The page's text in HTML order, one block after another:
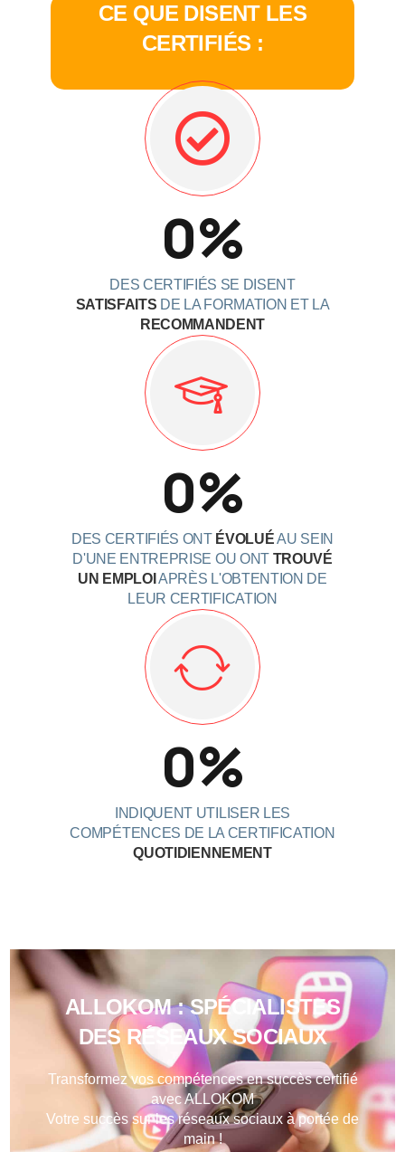
CE QUE DISENT LES
CERTIFIÉS :
0%
DES CERTIFIÉS SE DISENT
SATISFAITS DE LA FORMATION ET LA
RECOMMANDENT
0%
DES CERTIFIÉS ONT ÉVOLUÉAU SEIN
D'UNE ENTREPRISE OU ONT TROUVÉ
UN EMPLOI APRÈS L'OBTENTION DE
LEUR CERTIFICATION
0%
INDIQUENT UTILISER LES
COMPÉTENCES DE LA CERTIFICATION
QUOTIDIENNEMENT
ALLOKOM : SPÉCIALISTES
DES RÉSEAUX SOCIAUX
Transformez vos compétences en succès certifié
avec ALLOKOM
Votre succès sur les réseaux sociaux à portée de
main !